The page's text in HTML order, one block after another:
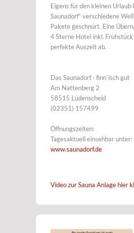
Eigens für den kleinen Urlaub
Saunadorf“ verschiedene
Pakete geschnürt. Eine
4 Sterne Hotel inkl.
perfekte Auszeit ab.
Das Saunadorf · finn`isch gut
Am Nattenberg 2
58515 Lüdenscheid
(02351) 157499
Öffnungszeiten:
Tagesaktuell einsehbar unter:
www.saunadorf.de
Video zur Sauna Anlage hier